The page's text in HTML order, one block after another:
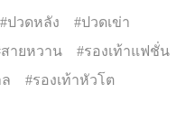
#ปวดหลัง
#ปวดเข่า
ายหวาน
#รองเท้าแฟชั่น
#รองเท้าหัวโต